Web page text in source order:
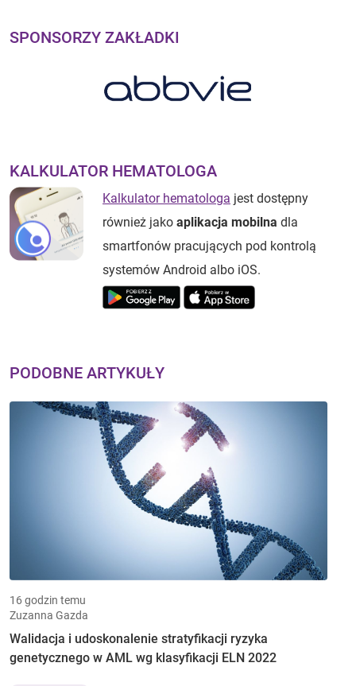
SPONSORZY ZAKŁADKI
KALKULATOR HEMATOLOGA
Kalkulator hematologa jest dostępny
również jako aplikacja mobilna dla
smartfonów pracujących pod kontrolą
systemów Android albo iOS.
PODOBNE ARTYKUŁY
16 godzin temu
Zuzanna Gazda
Walidacja i udoskonalenie stratyfikacji ryzyka
genetycznego w AML wg klasyfikacji ELN 2022